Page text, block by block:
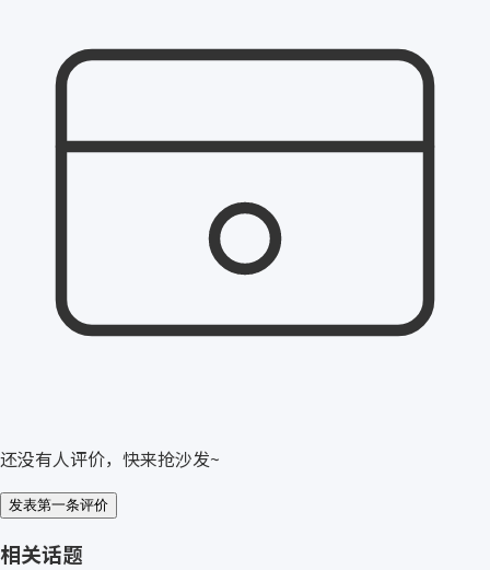
还没有人评价，快来抢沙发~
发表第一条评价
相关话题